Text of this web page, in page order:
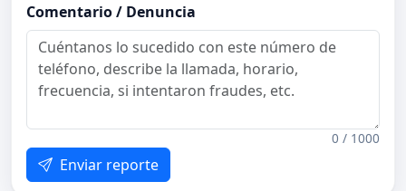
Comentario / Denuncia
0 / 1000
Enviar reporte